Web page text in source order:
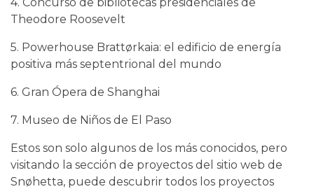
Theodore Roosevelt
5. Powerhouse Brattørkaia: el edificio de energía
positiva más septentrional del mundo
6. Gran Ópera de Shanghai
7. Museo de Niños de El Paso
Estos son solo algunos de los más conocidos, pero
visitando la sección de proyectos del sitio web de
Snøhetta, puede descubrir todos los proyectos